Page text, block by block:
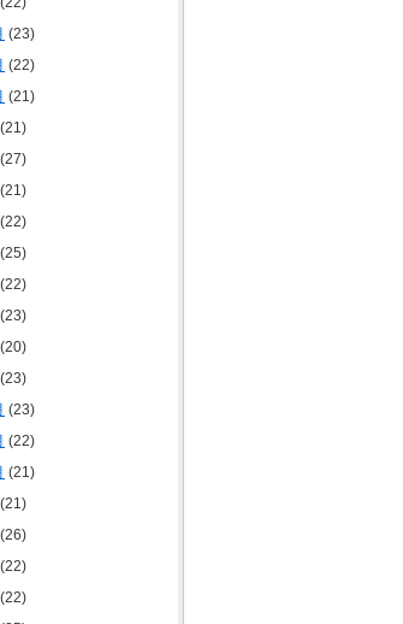
(23)
(22)
(21)
(21)
(27)
(21)
(22)
(25)
(22)
(23)
(20)
(23)
(23)
(22)
(21)
(21)
(26)
(22)
(22)